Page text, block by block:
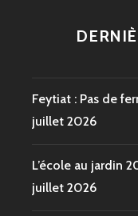
Feytiat : Pas de
juillet 2026
L’école au jardin
juillet 2026